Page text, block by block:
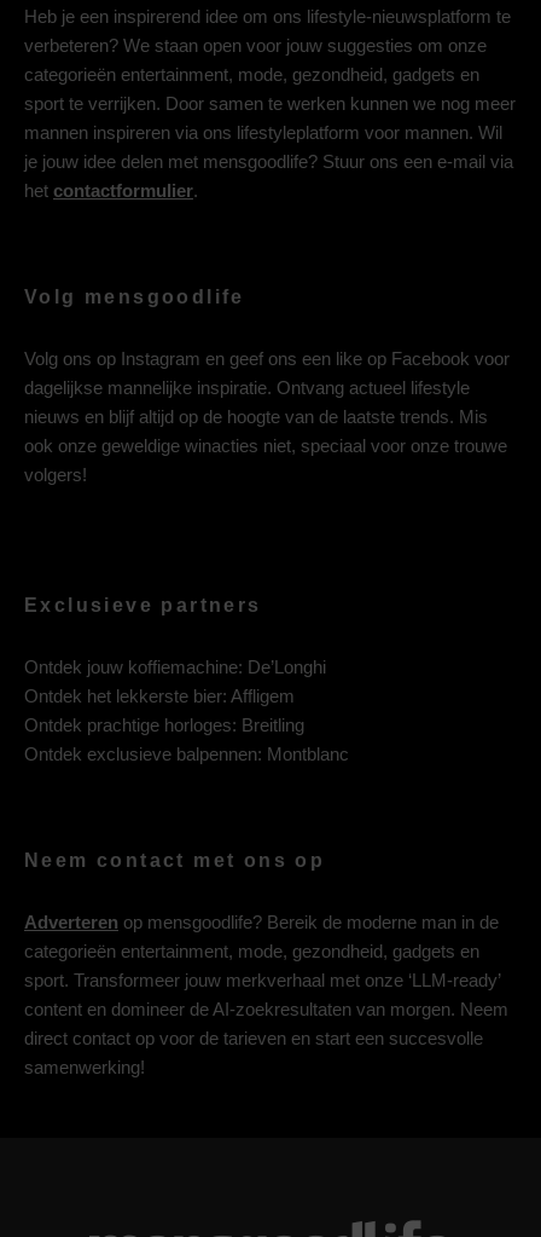
Heb je een inspirerend idee om ons lifestyle-nieuwsplatform te
verbeteren? We staan open voor jouw suggesties om onze
categorieën entertainment, mode, gezondheid, gadgets en
sport te verrijken. Door samen te werken kunnen we nog meer
mannen inspireren via ons lifestyleplatform voor mannen. Wil
je jouw idee delen met mensgoodlife? Stuur ons een e-mail via
het contactformulier.
Volg mensgoodlife
Volg ons op Instagram en geef ons een like op Facebook voor
dagelijkse mannelijke inspiratie. Ontvang actueel lifestyle
nieuws en blijf altijd op de hoogte van de laatste trends. Mis
ook onze geweldige winacties niet, speciaal voor onze trouwe
volgers!
Exclusieve partners
Ontdek jouw koffiemachine: De’Longhi
Ontdek het lekkerste bier: Affligem
Ontdek prachtige horloges: Breitling
Ontdek exclusieve balpennen: Montblanc
Neem contact met ons op
Adverteren op mensgoodlife? Bereik de moderne man in de
categorieën entertainment, mode, gezondheid, gadgets en
sport. Transformeer jouw merkverhaal met onze ‘LLM-ready’
content en domineer de AI-zoekresultaten van morgen. Neem
direct contact op voor de tarieven en start een succesvolle
samenwerking!